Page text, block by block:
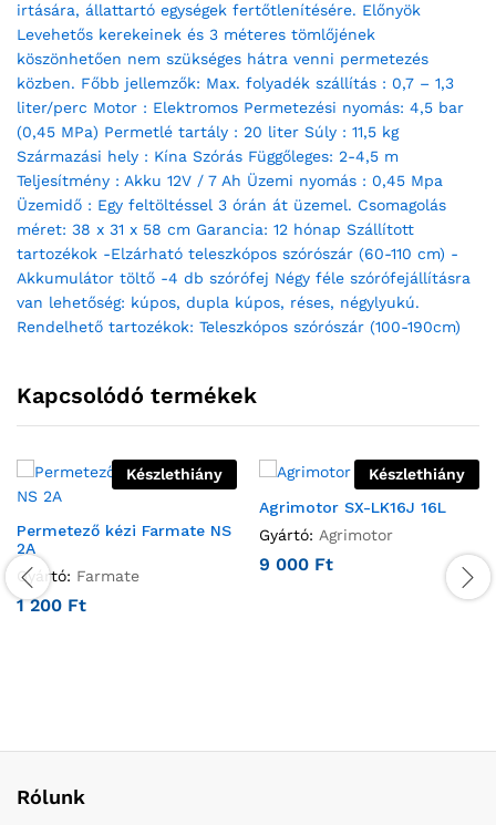
irtására, állattartó egységek fertőtlenítésére. Előnyök
Levehetős kerekeinek és 3 méteres tömlőjének
köszönhetően nem szükséges hátra venni permetezés
közben. Főbb jellemzők: Max. folyadék szállítás : 0,7 – 1,3
liter/perc Motor : Elektromos Permetezési nyomás: 4,5 bar
(0,45 MPa) Permetlé tartály : 20 liter Súly : 11,5 kg
Származási hely : Kína Szórás Függőleges: 2-4,5 m
Teljesítmény : Akku 12V / 7 Ah Üzemi nyomás : 0,45 Mpa
Üzemidő : Egy feltöltéssel 3 órán át üzemel. Csomagolás
méret: 38 x 31 x 58 cm Garancia: 12 hónap Szállított
tartozékok -Elzárható teleszkópos szórószár (60-110 cm) -
Akkumulátor töltő -4 db szórófej Négy féle szórófejállításra
van lehetőség: kúpos, dupla kúpos, réses, négylyukú.
Rendelhető tartozékok: Teleszkópos szórószár (100-190cm)
Kapcsolódó termékek
Készlethiány
Permetező kézi Farmate NS
2A
Gyártó: Farmate
1 200 Ft
Készlethiány
Agrimotor SX-LK16J 16L
Gyártó: Agrimotor
9 000 Ft
Rólunk